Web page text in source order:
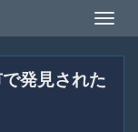
Toggle
発見された